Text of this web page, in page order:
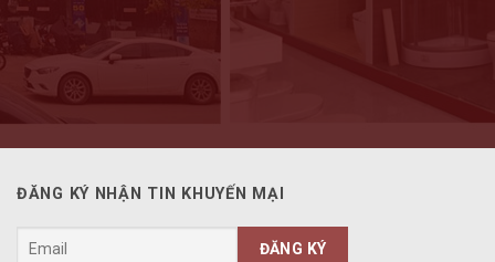
ĐĂNG KÝ NHẬN TIN KHUYẾN MẠI